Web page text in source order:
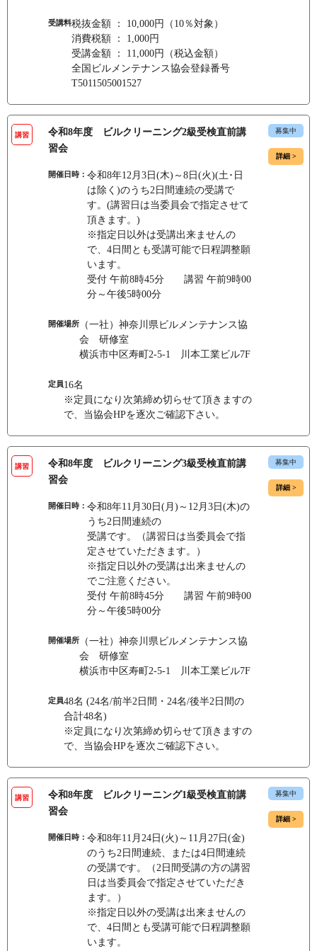
受講料税抜金額 ： 10,000円（10％対象）
消費税額 ： 1,000円
受講金額 ： 11,000円（税込金額）
全国ビルメンテナンス協会登録番号
T5011505001527
講習
令和8年度 ビルクリーニング2級受検直前講
習会
開催日時： 令和8年12月3日(木)～8日(火)(土･日
は除く)のうち2日間連続の受講で
す。(講習日は当委員会で指定させて
頂きます。)
※指定日以外は受講出来ませんの
で、4日間とも受講可能で日程調整願
います。
受付 午前8時45分 講習 午前9時00
分～午後5時00分
開催場所（一社）神奈川県ビルメンテナンス協
会 研修室
横浜市中区寿町2-5-1 川本工業ビル7F
定員16名
※定員になり次第締め切らせて頂きますの
で、当協会HPを逐次ご確認下さい。
募集中
詳細 >
講習
令和8年度 ビルクリーニング3級受検直前講
習会
開催日時： 令和8年11月30日(月)～12月3日(木)の
うち2日間連続の
受講です。（講習日は当委員会で指
定させていただきます。）
※指定日以外の受講は出来ませんの
でご注意ください。
受付 午前8時45分 講習 午前9時00
分～午後5時00分
開催場所（一社）神奈川県ビルメンテナンス協
会 研修室
横浜市中区寿町2-5-1 川本工業ビル7F
定員48名 (24名/前半2日間・24名/後半2日間の
合計48名)
※定員になり次第締め切らせて頂きますの
で、当協会HPを逐次ご確認下さい。
募集中
詳細 >
講習
令和8年度 ビルクリーニング1級受検直前講
習会
開催日時： 令和8年11月24日(火)～11月27日(金)
のうち2日間連続、または4日間連続
の受講です。（2日間受講の方の講習
日は当委員会で指定させていただき
ます。）
※指定日以外の受講は出来ませんの
で、4日間とも受講可能で日程調整願
います。
募集中
詳細 >